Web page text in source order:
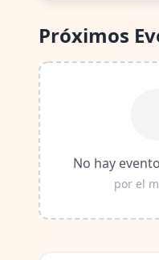
Próximos
No hay
por el